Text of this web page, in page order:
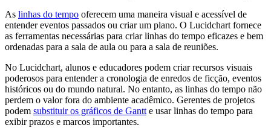
As linhas do tempo oferecem uma maneira visual e acessível de
entender eventos passados ou criar um plano. O Lucidchart fornece
as ferramentas necessárias para criar linhas do tempo eficazes e bem
ordenadas para a sala de aula ou para a sala de reuniões.
No Lucidchart, alunos e educadores podem criar recursos visuais
poderosos para entender a cronologia de enredos de ficção, eventos
históricos ou do mundo natural. No entanto, as linhas do tempo não
perdem o valor fora do ambiente acadêmico. Gerentes de projetos
podem substituir os gráficos de Gantt e usar linhas do tempo para
exibir prazos e marcos importantes.